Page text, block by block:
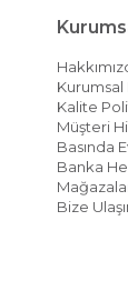
Kalite
Müşteri
Basında
Banka
Bize